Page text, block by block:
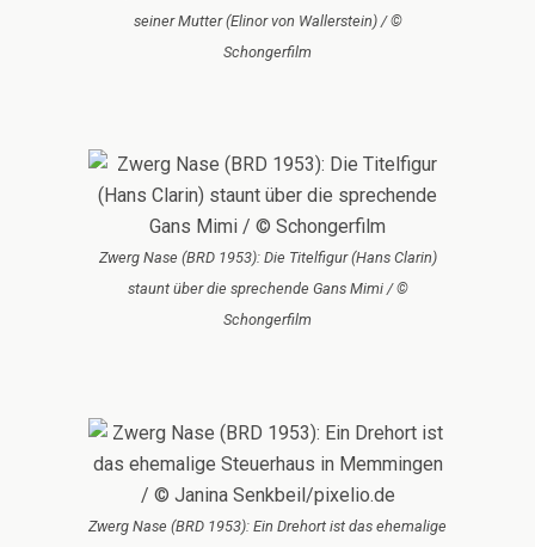
seiner Mutter (Elinor von Wallerstein) / ©
Schongerfilm
Zwerg Nase (BRD 1953): Die Titelfigur (Hans Clarin)
staunt über die sprechende Gans Mimi / ©
Schongerfilm
Zwerg Nase (BRD 1953): Ein Drehort ist das ehemalige